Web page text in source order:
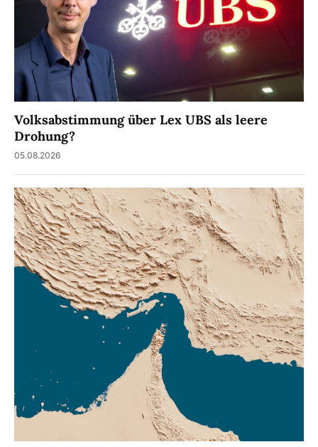
Volksabstimmung über Lex UBS als leere
Drohung?
05.08.2026